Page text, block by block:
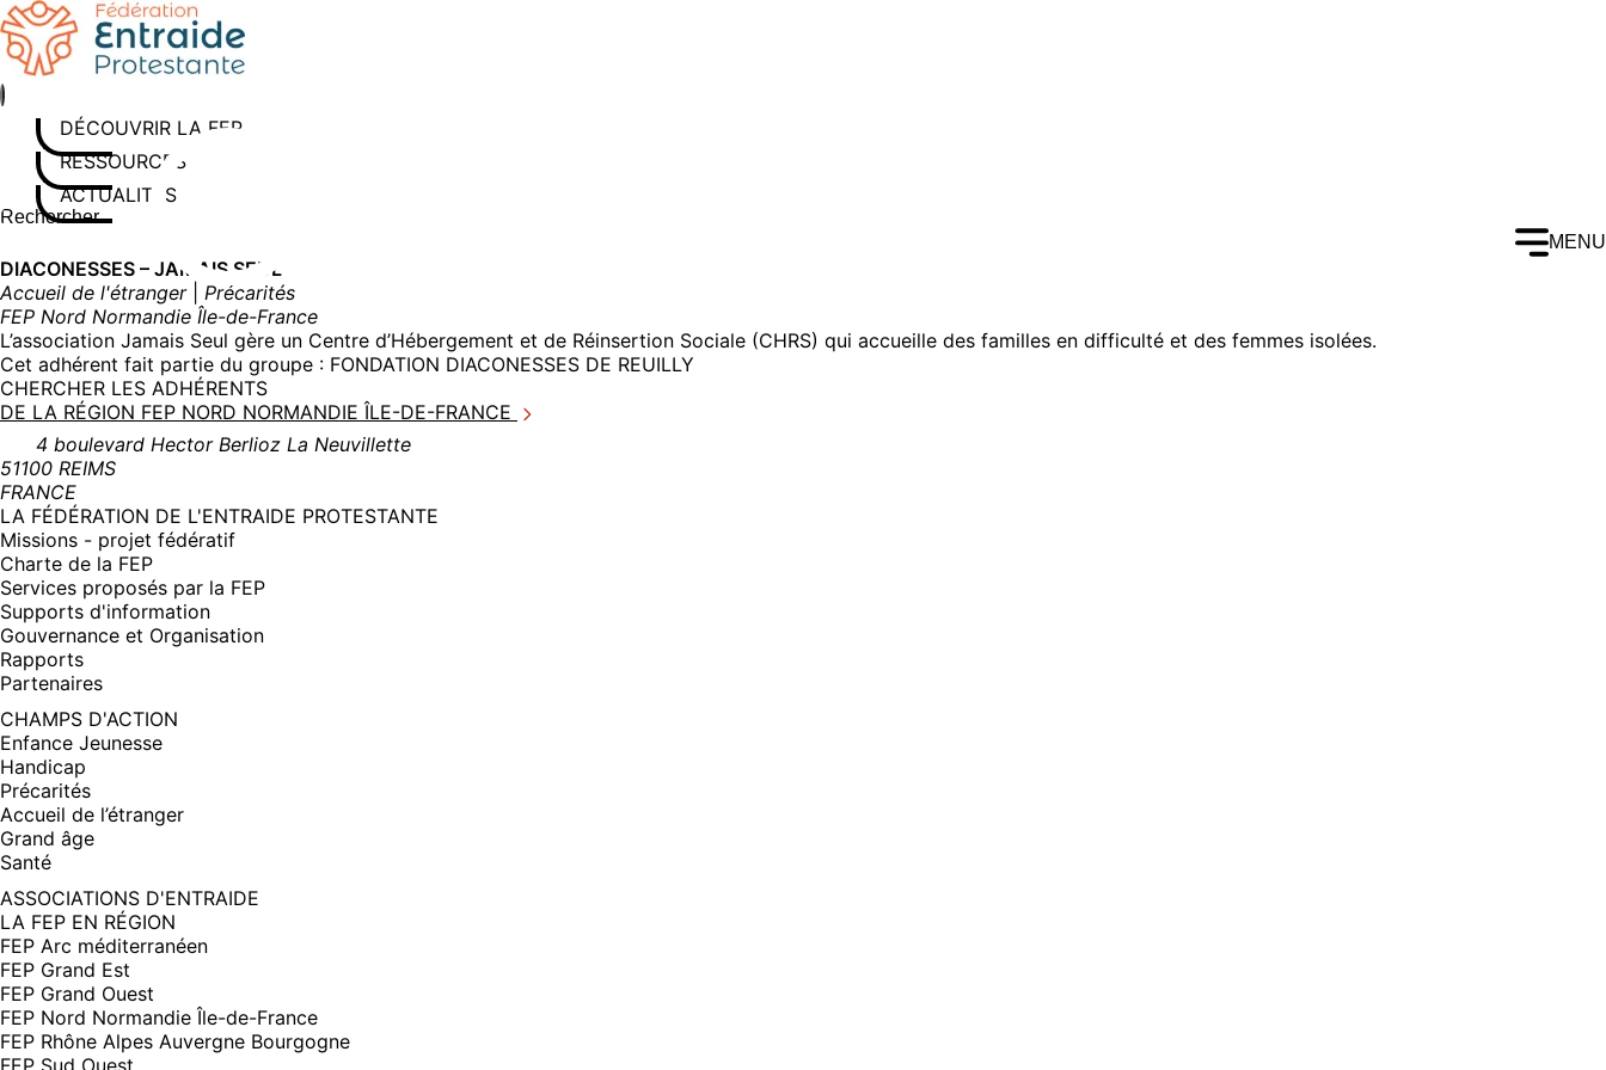
Aller
au
contenu
DÉCOUVRIR LA FEP
RESSOURCES
ACTUALITÉS
Rechercher sur le site
Saisissez au moins 3 caractères pour lancer la recherche
MENU
DIACONESSES – JAMAIS SEUL
Accueil de l'étranger| Précarités
FEP Nord Normandie Île-de-France
L’association Jamais Seul gère un Centre d’Hébergement et de Réinsertion Sociale (CHRS) qui accueille des familles en difficulté et des femmes isolées.
Cet adhérent fait partie du groupe : FONDATION DIACONESSES DE REUILLY
CHERCHER LES ADHÉRENTS
DE LA RÉGION FEP NORD NORMANDIE ÎLE-DE-FRANCE
4 boulevard Hector Berlioz La Neuvillette
51100 REIMS
FRANCE
LA FÉDÉRATION DE L'ENTRAIDE PROTESTANTE
Missions - projet fédératif
Charte de la FEP
Services proposés par la FEP
Supports d'information
Gouvernance et Organisation
Rapports
Partenaires
CHAMPS D'ACTION
Enfance Jeunesse
Handicap
Précarités
Accueil de l’étranger
Grand âge
Santé
ASSOCIATIONS D'ENTRAIDE
LA FEP EN RÉGION
FEP Arc méditerranéen
FEP Grand Est
FEP Grand Ouest
FEP Nord Normandie Île-de-France
FEP Rhône Alpes Auvergne Bourgogne
FEP Sud Ouest